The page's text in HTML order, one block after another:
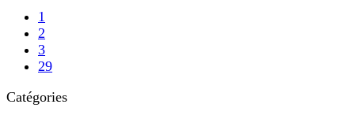
1
2
3
29
Catégories